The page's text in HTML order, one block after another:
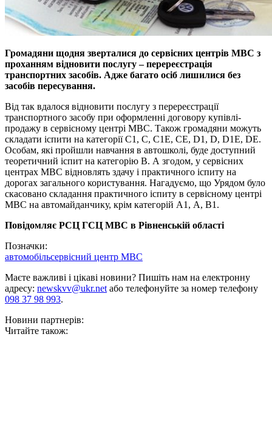
Громадяни щодня зверталися до сервісних центрів МВС з
проханням відновити послугу – перереєстрація
транспортних засобів. Адже багато осіб лишилися без
засобів пересування.
Від так вдалося відновити послугу з перереєстрації
транспортного засобу при оформленні договору купівлі-
продажу в сервісному центрі МВС. Також громадяни можуть
складати іспити на категорії С1, С, С1Е, СЕ, D1, D, D1E, DE.
Особам, які пройшли навчання в автошколі, буде доступний
теоретичний іспит на категорію В. А згодом, у сервісних
центрах МВС відновлять здачу і практичного іспиту на
дорогах загального користування. Нагадуємо, що Урядом було
скасовано складання практичного іспиту в сервісному центрі
МВС на автомайданчику, крім категорій А1, А, В1.
Повідомляє РСЦ ГСЦ МВС в Рівненській області
Позначки:
автомобільсервісний центр МВС
Маєте важливі і цікаві новини? Пишіть нам на електронну
адресу: newskvv@ukr.netабо телефонуйте за номер телефону
098 37 98 993.
Новини партнерів:
Читайте також: